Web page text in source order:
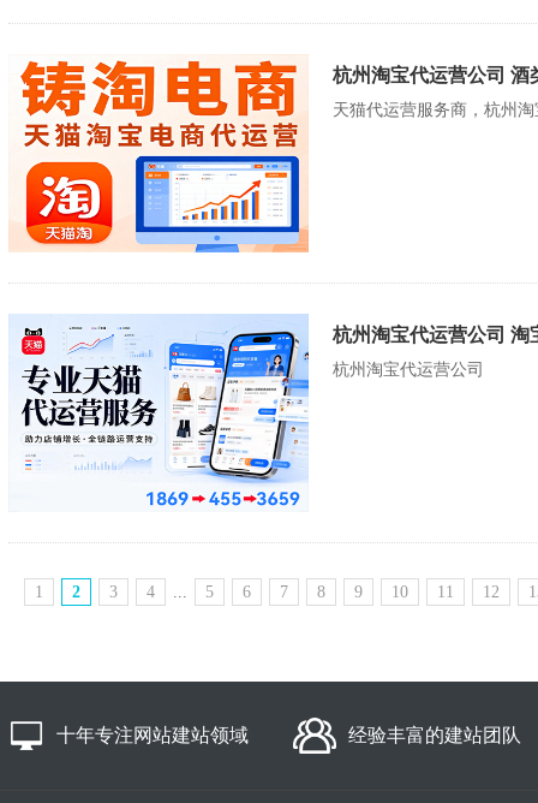
杭州淘宝代运营公司 酒
天猫代运营服务商，杭州
杭州淘宝代运营公司 淘
杭州淘宝代运营公司
1 2 3 4 ... 5 6 7 8 9 10 11 12
十年专注网站建站领域 经验丰富的建站团队